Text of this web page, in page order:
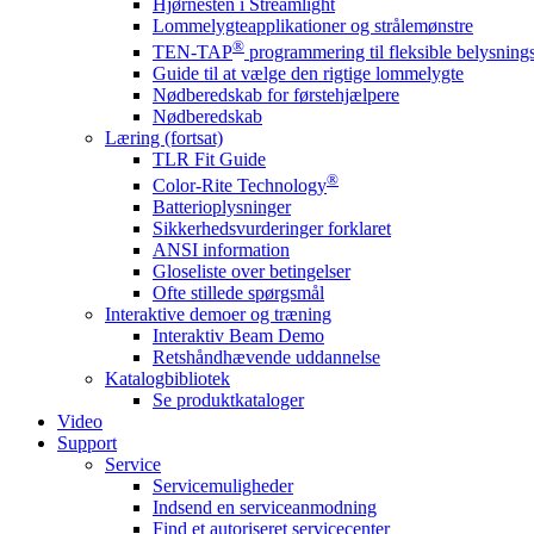
Lommelygteapplikationer og strålemønstre
TEN-TAP® programmering til fleksible
Guide til at vælge den rigtige lommelygte
Nødberedskab for førstehjælpere
Nødberedskab
Læring (fortsat)
TLR Fit Guide
Color-Rite Technology®
Batterioplysninger
Sikkerhedsvurderinger forklaret
ANSI information
Gloseliste over betingelser
Ofte stillede spørgsmål
Interaktive demoer og træning
Interaktiv Beam Demo
Retshåndhævende uddannelse
Katalogbibliotek
Se produktkataloger
Video
Support
Service
Servicemuligheder
Indsend en serviceanmodning
Find et autoriseret servicecenter